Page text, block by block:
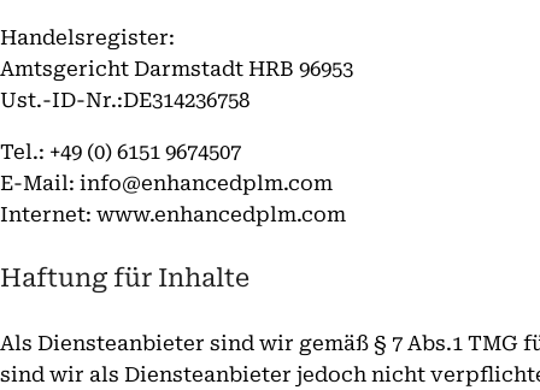
Handelsregister:
Amtsgericht Darmstadt HRB 96953
Ust.-ID-Nr.:DE314236758
Tel.: +49 (0) 6151 9674507
E-Mail: info@enhancedplm.com
Internet: www.enhancedplm.com
Haftung für Inhalte
Als Diensteanbieter sind wir gemäß § 7 Abs.1 TMG
sind wir als Diensteanbieter jedoch nicht